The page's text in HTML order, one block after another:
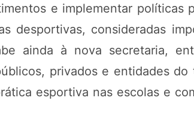
e implementar políticas
desportivas, consideradas
ainda à nova secretaria,
privados e entidades
esportiva nas escolas e